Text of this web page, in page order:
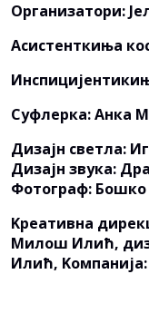
Организатори:
Асистенткиња
Суфлерка: Анка
Дизајн светла:
Дизајн звука:
Фотограф:
Kреативна
Милош Илић,
Илић,